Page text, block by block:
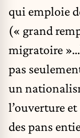
qui emploie
(« grand
migratoire
pas
un
l’ouverture
des pans